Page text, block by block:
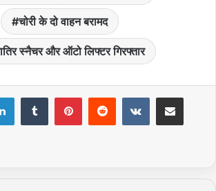
चोरी के दो वाहन बरामद
स्नैचर और ऑटो लिफ्टर गिरफ्तार